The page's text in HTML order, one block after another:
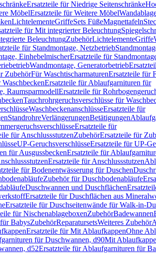
Ersatzteile für Niedrige Seitenschränke
MöbelErsatzteile für Weitere Möbel
LichtelementeGriffeSets FüßeMagnettafeln
für Mit integrierter Beleuchtung
BeleuchtungZubehörLichtelementeGriffe
für Standmontage, Netzbetrieb
EinhebelmischerErsatzteile für
Wandmontage, Generatorbetrieb
ZubehörFür WaschtischarmaturenErsatzteile für
Ersatzteile für Ablaufgarnituren für
RaumsparmodellErsatzteile für
Tauchrohrgeruchsverschlüsse für
WaschbeckenanschlüsseErsatzteile für
StandrohreVerlängerungenBetätigungen
Ersatzteile für
für AnschlussstutzenZubehörErsatzteile für
UP-GeruchsverschlüsseErsatzteile für UP-
für AusgussbeckenErsatzteile für
Ersatzteile für Anschlussstutzen
für Bodenentwässerung für Duschen
Zubehör für Duschbodenabläufe
Duschwannen und Duschflächen
Ersatzteile für Duschflächen aus
Ersatzteile für Duschseitenwände für Walk-in-
für NischenablageboxenZubehörBadewannen
BabysZubehörReparatursetsWeiteres Zubehör
Ersatzteile für Mit AblaufkappenOhne
für Duschwannen, d90Mit
d52Ersatzteile für Ablaufgarnituren für